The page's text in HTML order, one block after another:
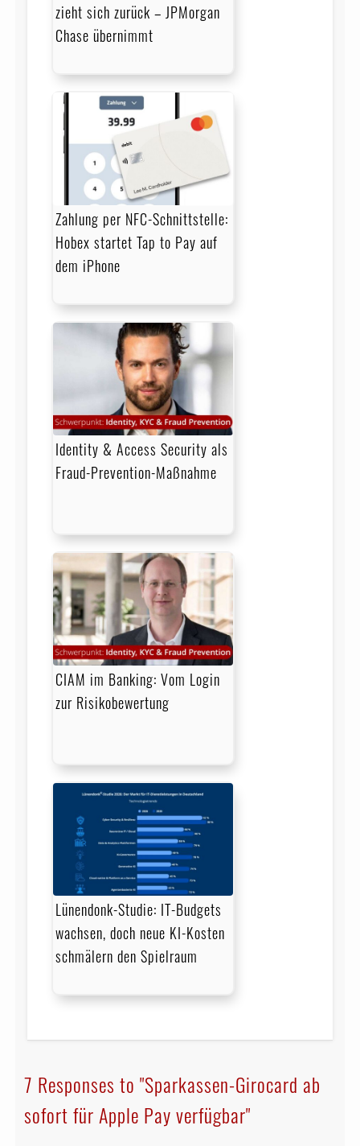
zieht sich zurück – JPMorgan
Chase übernimmt
Zahlung per NFC-Schnittstelle:
Hobex startet Tap to Pay auf
dem iPhone
Identity & Access Security als
Fraud-Prevention-Maßnahme
CIAM im Banking: Vom Login
zur Risikobewertung
Lünendonk-Studie: IT-Budgets
wachsen, doch neue KI-Kosten
schmälern den Spielraum
7 Responses to "Sparkassen-Girocard ab
sofort für Apple Pay verfügbar"